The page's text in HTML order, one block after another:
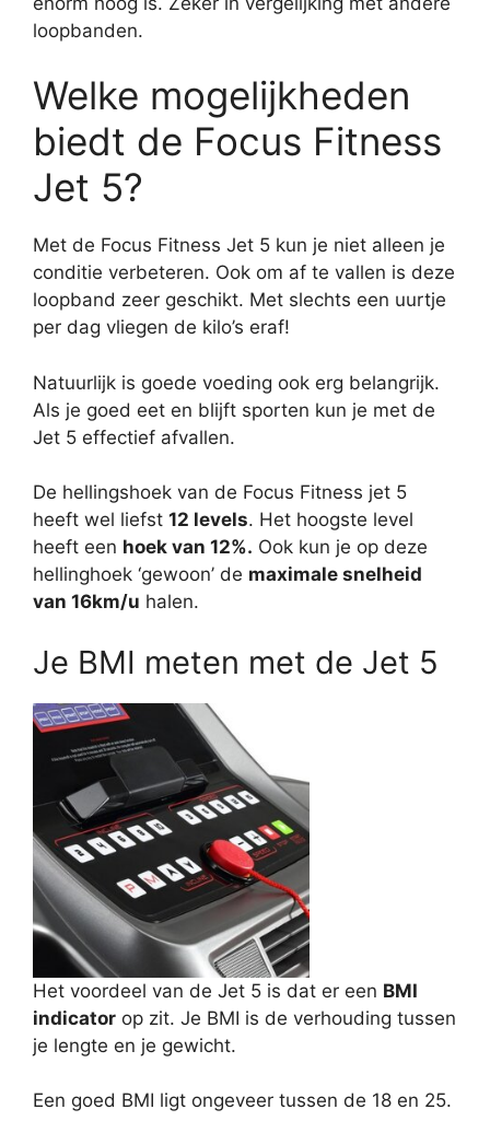
loopbanden.
Welke mogelijkheden
biedt de Focus Fitness
Jet 5?
Met de Focus Fitness Jet 5 kun je niet alleen je
conditie verbeteren. Ook om af te vallen is deze
loopband zeer geschikt. Met slechts een uurtje
per dag vliegen de kilo’s eraf!
Natuurlijk is goede voeding ook erg belangrijk.
Als je goed eet en blijft sporten kun je met de
Jet 5 effectief afvallen.
De hellingshoek van de Focus Fitness jet 5
heeft wel liefst 12 levels. Het hoogste level
heeft een hoek van 12%. Ook kun je op deze
hellinghoek ‘gewoon’ de maximale snelheid
van 16km/u halen.
Je BMI meten met de Jet 5
Het voordeel van de Jet 5 is dat er een BMI
indicator op zit. Je BMI is de verhouding tussen
je lengte en je gewicht.
Een goed BMI ligt ongeveer tussen de 18 en 25.